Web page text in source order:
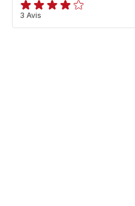
Avis
4
3 Avis